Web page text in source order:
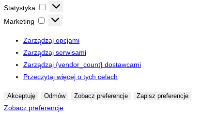
Statystyka
Statystyka
Marketing
Marketing
Zarządzaj opcjami
Zarządzaj serwisami
Zarządzaj {vendor_count} dostawcami
Przeczytaj więcej o tych celach
Akceptuję Odmów Zobacz preferencje Zapisz preferencje
Zobacz preferencje